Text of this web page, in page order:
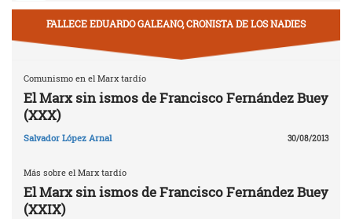
FALLECE EDUARDO GALEANO, CRONISTA DE LOS NADIES
Comunismo en el Marx tardío
El Marx sin ismos de Francisco Fernández Buey
(XXX)
Salvador López Arnal 30/08/2013
Más sobre el Marx tardío
El Marx sin ismos de Francisco Fernández Buey
(XXIX)